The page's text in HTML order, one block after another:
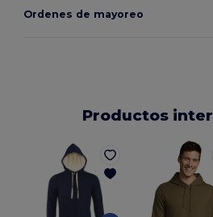
Ordenes de mayoreo
Productos